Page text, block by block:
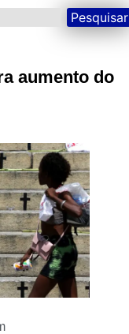
Pesquisar
aumento do